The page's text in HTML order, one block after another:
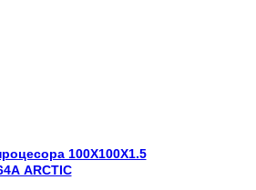
100X100X1.5
ARCTIC